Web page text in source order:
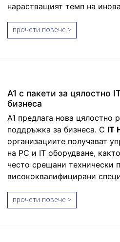
нарастващият темп на
прочети повече >
А1 с пакети за цялостно
бизнеса
A1 предлага нова цялостно
поддръжка за бизнеса. С IT
организациите получават
на PС и IT оборудване,
често срещани технически
висококвалифицирани
прочети повече >